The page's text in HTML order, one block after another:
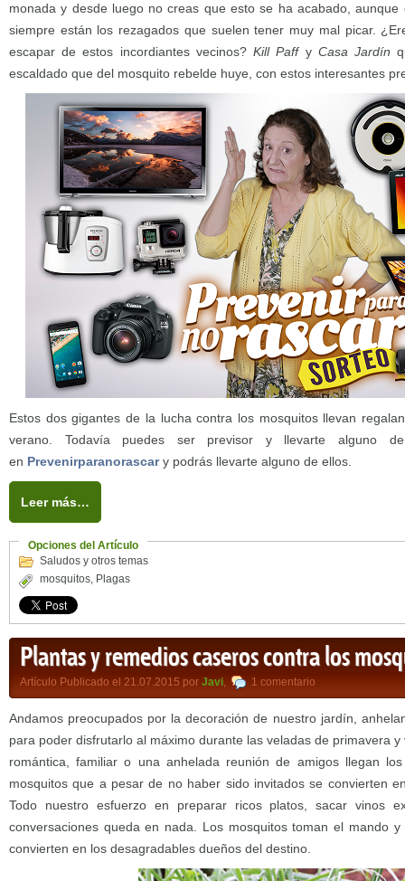
monada y desde luego no creas que esto se ha acabado,
siempre están los rezagados que suelen tener muy mal picar.
escapar de estos incordiantes vecinos?Kill Paffy Casa Jardín
escaldado que del mosquito rebelde huye, con estos interesantes
Estos dos gigantes de la lucha contra los mosquitos llevan
verano. Todavía puedes ser previsor y llevarte alguno
en Prevenirparanorascary podrás llevarte alguno de ellos.
Leer más…
Opciones del Artículo
Saludos y otros temas
mosquitos, Plagas
Plantas y remedios caseros contra los
Artículo Publicado el 21.07.2015 por Javi, 1 comentario
Andamos preocupados por la decoración de nuestro jardín,
para poder disfrutarlo al máximo durante las veladas de primavera
romántica, familiar o una anhelada reunión de amigos llegan
mosquitos que a pesar de no haber sido invitados se convierten
Todo nuestro esfuerzo en preparar ricos platos, sacar vinos
conversaciones queda en nada. Los mosquitos toman el mando
convierten en los desagradables dueños del destino.